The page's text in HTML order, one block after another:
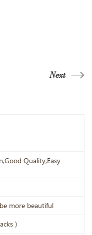
Next
Quality,Easy
more beautiful
)